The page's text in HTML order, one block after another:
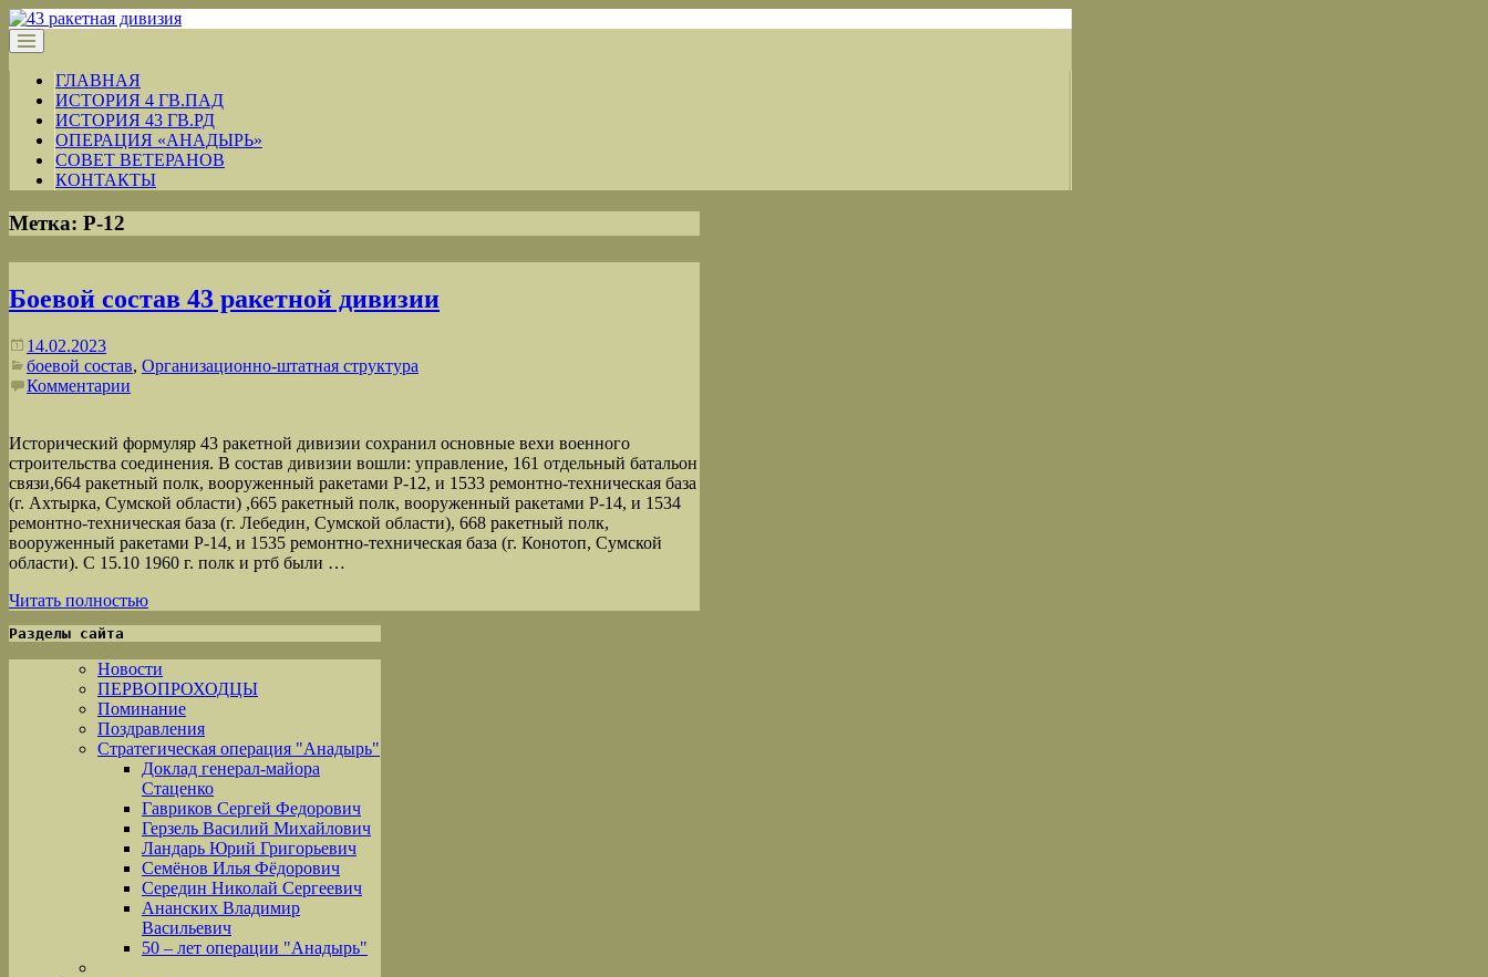
ГЛАВНАЯ
ИСТОРИЯ 4 ГВ.ПАД
ИСТОРИЯ 43 ГВ.РД
ОПЕРАЦИЯ «АНАДЫРЬ»
СОВЕТ ВЕТЕРАНОВ
КОНТАКТЫ
Метка: Р-12
Боевой состав 43 ракетной дивизии
14.02.2023
боевой состав, Организационно-штатная структура
Комментарии
Исторический формуляр 43 ракетной дивизии сохранил основные вехи военного
строительства соединения. В состав дивизии вошли: управление, 161 отдельный батальон
связи,664 ракетный полк, вооруженный ракетами Р-12, и 1533 ремонтно-техническая база
(г. Ахтырка, Сумской области) ,665 ракетный полк, вооруженный ракетами Р-14, и 1534
ремонтно-техническая база (г. Лебедин, Сумской области), 668 ракетный полк,
вооруженный ракетами Р-14, и 1535 ремонтно-техническая база (г. Конотоп, Сумской
области). С 15.10 1960 г. полк и ртб были …
Читать полностью
Разделы сайта
Новости
ПЕРВОПРОХОДЦЫ
Поминание
Поздравления
Стратегическая операция "Анадырь"
Доклад генерал-майора
Стаценко
Гавриков Сергей Федорович
Герзель Василий Михайлович
Ландарь Юрий Григорьевич
Семёнов Илья Фёдорович
Середин Николай Сергеевич
Ананских Владимир
Васильевич
50 – лет операции "Анадырь"